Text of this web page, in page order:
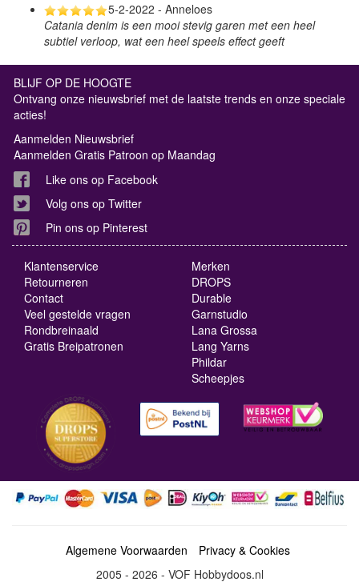
5-2-2022 - Anneloes
Catania denim is een mooi stevig garen met een heel
subtiel verloop, wat een heel speels effect geeft
BLIJF OP DE HOOGTE
Ontvang onze nieuwsbrief met de laatste trends en onze speciale
acties!
Aanmelden Nieuwsbrief
Aanmelden Gratis Patroon op Maandag
Like ons op Facebook
Volg ons op Twitter
Pin ons op Pinterest
Klantenservice
Retourneren
Contact
Veel gestelde vragen
Rondbreinaald
Gratis Breipatronen
Merken
DROPS
Durable
Garnstudio
Lana Grossa
Lang Yarns
Phildar
Scheepjes
Algemene Voorwaarden
Privacy & Cookies
2005 - 2026 - VOF Hobbydoos.nl